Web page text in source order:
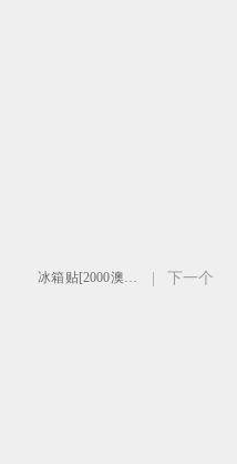
冰箱贴[2000澳大利亚悉尼夏季奥运会吉祥物] 下一个